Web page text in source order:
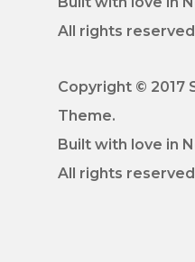
All rights
Copyright © 2017
Theme.
Built with love in
All rights